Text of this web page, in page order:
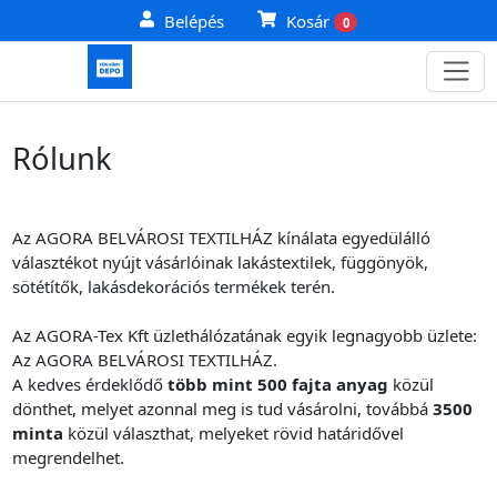
Belépés Kosár 0
Rólunk
AzAGORA BELVÁROSI TEXTILHÁZ kínálata egyedülálló
választékot nyújt vásárlóinak lakástextilek, függönyök,
sötétítők, lakásdekorációs termékek terén.
Az AGORA-Tex Kft üzlethálózatának egyik legnagyobb üzlete:
AzAGORA BELVÁROSI TEXTILHÁZ.
A kedves érdeklődő több mint 500 fajta anyag közül
dönthet, melyet azonnal meg is tud vásárolni, továbbá3500
minta közül választhat, melyeket rövid határidővel
megrendelhet.